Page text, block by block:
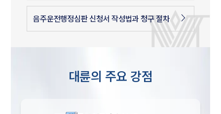
음주운전행정심판 신청서 작성법과 청구 절차
대륜의 주요 강점